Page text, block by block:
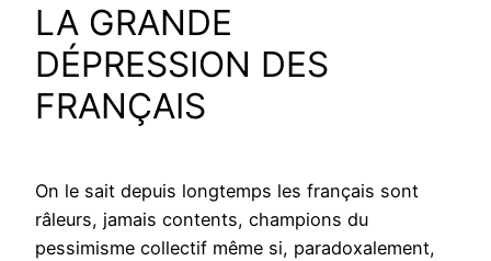
LA GRANDE
DÉPRESSION DES
FRANÇAIS
On le sait depuis longtemps les français sont
râleurs, jamais contents, champions du
pessimisme collectif même si, paradoxalement,